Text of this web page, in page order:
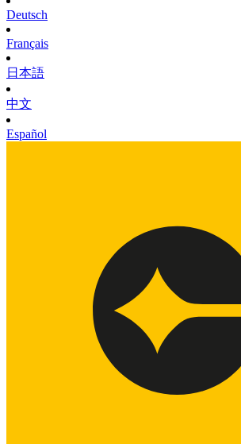
Deutsch
Français
日本語
中文
Español